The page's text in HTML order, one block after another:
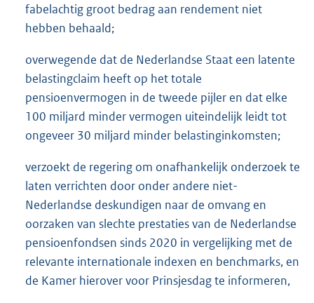
fabelachtig groot bedrag aan rendement niet
hebben behaald;
overwegende dat de Nederlandse Staat een latente
belastingclaim heeft op het totale
pensioenvermogen in de tweede pijler en dat elke
100 miljard minder vermogen uiteindelijk leidt tot
ongeveer 30 miljard minder belastinginkomsten;
verzoekt de regering om onafhankelijk onderzoek te
laten verrichten door onder andere niet-
Nederlandse deskundigen naar de omvang en
oorzaken van slechte prestaties van de Nederlandse
pensioenfondsen sinds 2020 in vergelijking met de
relevante internationale indexen en benchmarks, en
de Kamer hierover voor Prinsjesdag te informeren,